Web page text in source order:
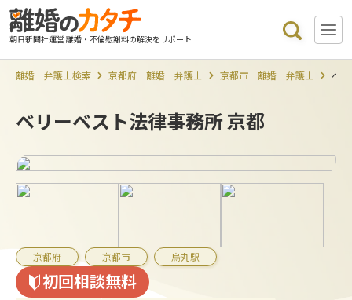
朝日新聞社運営 離婚・不倫慰謝料の解決をサポート
離婚 弁護士検索 京都府 離婚 弁護士 京都市 離婚 弁護士 ベ
ベリーベスト法律事務所 京都
京都府 京都市 烏丸駅
初回相談無料